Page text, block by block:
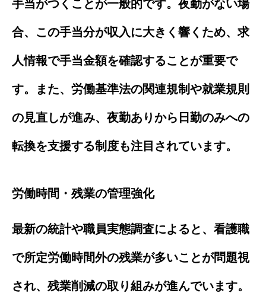
手当がつくことが一般的です。夜勤がない場
合、この手当分が収入に大きく響くため、求
人情報で手当金額を確認することが重要で
す。また、労働基準法の関連規制や就業規則
の見直しが進み、夜勤ありから日勤のみへの
転換を支援する制度も注目されています。
労働時間・残業の管理強化
最新の統計や職員実態調査によると、看護職
で所定労働時間外の残業が多いことが問題視
され、残業削減の取り組みが進んでいます。